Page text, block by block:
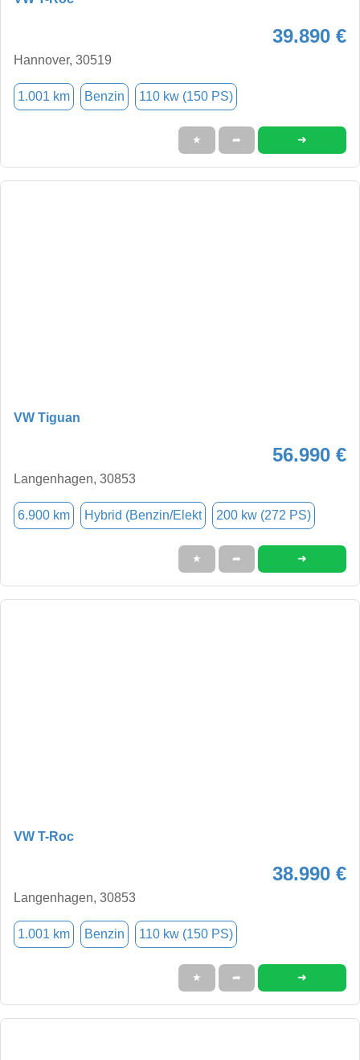
39.890 €
Hannover, 30519
1.001 km Benzin 110 kw (150 PS)
★ ➦ ➜
VW Tiguan
56.990 €
Langenhagen, 30853
6.900 km Hybrid (Benzin/Elekt 200 kw (272 PS)
★ ➦ ➜
VW T-Roc
38.990 €
Langenhagen, 30853
1.001 km Benzin 110 kw (150 PS)
★ ➦ ➜